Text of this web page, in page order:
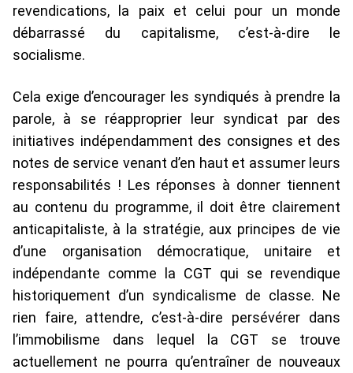
revendications, la paix et celui pour un monde
débarrassé du capitalisme, c’est-à-dire le
socialisme.
Cela exige d’encourager les syndiqués à prendre la
parole, à se réapproprier leur syndicat par des
initiatives indépendamment des consignes et des
notes de service venant d’en haut et assumer leurs
responsabilités ! Les réponses à donner tiennent
au contenu du programme, il doit être clairement
anticapitaliste, à la stratégie, aux principes de vie
d’une organisation démocratique, unitaire et
indépendante comme la CGT qui se revendique
historiquement d’un syndicalisme de classe. Ne
rien faire, attendre, c’est-à-dire persévérer dans
l’immobilisme dans lequel la CGT se trouve
actuellement ne pourra qu’entraîner de nouveaux